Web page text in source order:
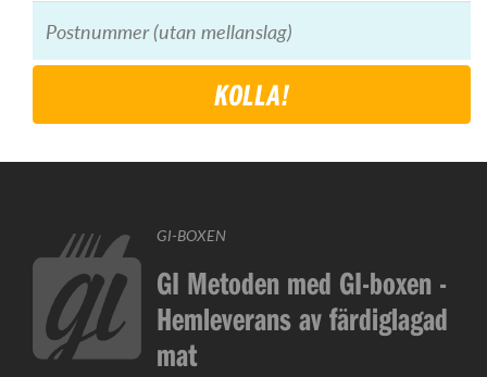
KOLLA!
GI-BOXEN
GI Metoden med GI-boxen -
Hemleverans av färdiglagad
mat